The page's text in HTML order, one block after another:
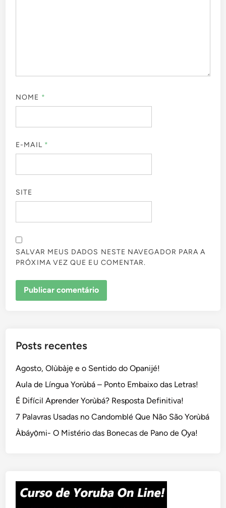
NOME *
E-MAIL *
SITE
SALVAR MEUS DADOS NESTE NAVEGADOR PARA A
PRÓXIMA VEZ QUE EU COMENTAR.
Posts recentes
Agosto, Olùbàjẹ e o Sentido do Opanijé!
Aula de Língua Yorùbá – Ponto Embaixo das Letras!
É Difícil Aprender Yorùbá? Resposta Definitiva!
7 Palavras Usadas no Candomblé Que Não São Yorùbá
Àbáyọ̀mi- O Mistério das Bonecas de Pano de Ọya!